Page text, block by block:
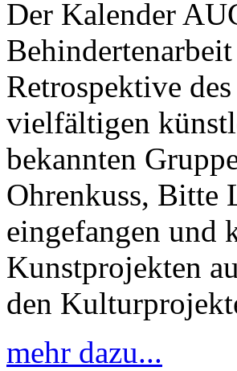
Der Kalender
Retrospektive
vielfältigen
bekannten
Ohrenkuss, Bitte
eingefangen und
Kunstprojekten
den
mehr dazu...